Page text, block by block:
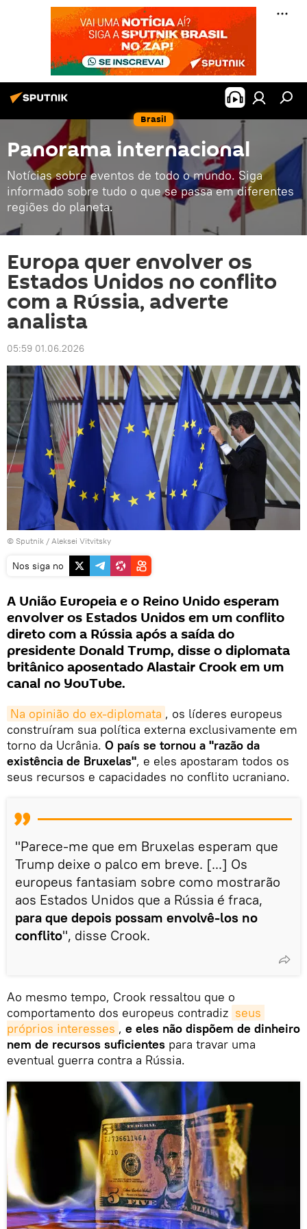
Brasil
Panorama internacional
Notícias sobre eventos de todo o mundo. Siga
informado sobre tudo o que se passa em diferentes
regiões do planeta.
Europa quer envolver os
Estados Unidos no conflito
com a Rússia, adverte
analista
05:59 01.06.2026
© Sputnik / Aleksei Vitvitsky
Nos siga no
A União Europeia e o Reino Unido esperam
envolver os Estados Unidos em um conflito
direto com a Rússia após a saída do
presidente Donald Trump, disse o diplomata
britânico aposentado Alastair Crook em um
canal no YouTube.
Na opinião do ex-diplomata , os líderes europeus
construíram sua política externa exclusivamente em
torno da Ucrânia. O país se tornou a "razão da
existência de Bruxelas", e eles apostaram todos os
seus recursos e capacidades no conflito ucraniano.
"Parece-me que em Bruxelas esperam que
Trump deixe o palco em breve. [...] Os
europeus fantasiam sobre como mostrarão
aos Estados Unidos que a Rússia é fraca,
para que depois possam envolvê-los no
conflito", disse Crook.
Ao mesmo tempo, Crook ressaltou que o
comportamento dos europeus contradiz seus
próprios interesses , e eles não dispõem de dinheiro
nem de recursos suficientes para travar uma
eventual guerra contra a Rússia.